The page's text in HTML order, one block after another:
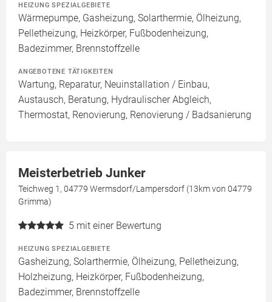
HEIZUNG SPEZIALGEBIETE
Wärmepumpe, Gasheizung, Solarthermie, Ölheizung,
Pelletheizung, Heizkörper, Fußbodenheizung,
Badezimmer, Brennstoffzelle
ANGEBOTENE TÄTIGKEITEN
Wartung, Reparatur, Neuinstallation / Einbau,
Austausch, Beratung, Hydraulischer Abgleich,
Thermostat, Renovierung, Renovierung / Badsanierung
Meisterbetrieb Junker
Teichweg 1, 04779 Wermsdorf/Lampersdorf (13km von 04779
Grimma)
5 mit einer Bewertung
HEIZUNG SPEZIALGEBIETE
Gasheizung, Solarthermie, Ölheizung, Pelletheizung,
Holzheizung, Heizkörper, Fußbodenheizung,
Badezimmer, Brennstoffzelle